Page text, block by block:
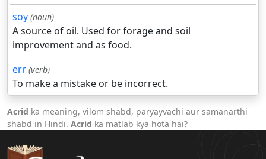
soy (noun)
A source of oil. Used for forage and soil
improvement and as food.
err (verb)
To make a mistake or be incorrect.
Acrid ka meaning, vilom shabd, paryayvachi aur samanarthi
shabd in Hindi. Acrid ka matlab kya hota hai?